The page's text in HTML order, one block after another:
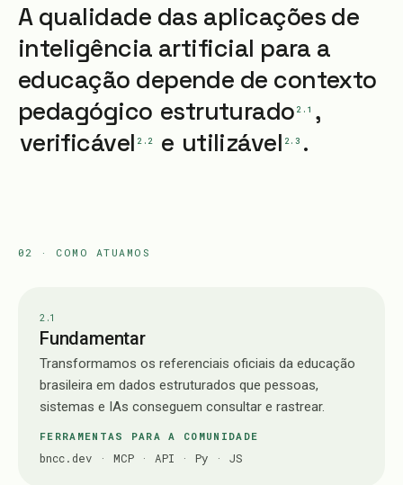
A qualidade das aplicações de
inteligência artificial para a
educação depende de contexto
pedagógico estruturado 2.1 ,
verificável 2.2 e utilizável 2.3 .
02 · COMO ATUAMOS
2.1
Fundamentar
Transformamos os referenciais oficiais da educação
brasileira em dados estruturados que pessoas,
sistemas e IAs conseguem consultar e rastrear.
FERRAMENTAS PARA A COMUNIDADE
bncc.dev · MCP · API · Py · JS